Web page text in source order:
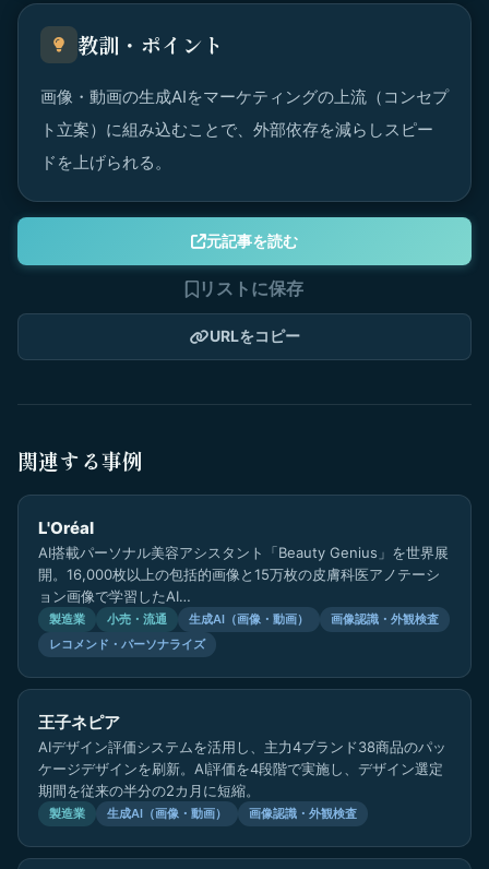
教訓・ポイント
画像・動画の生成AIをマーケティングの上流（コンセプ
ト立案）に組み込むことで、外部依存を減らしスピー
ドを上げられる。
元記事を読む
リストに保存
URLをコピー
関連する事例
L'Oréal
AI搭載パーソナル美容アシスタント「Beauty Genius」を世界展
開。16,000枚以上の包括的画像と15万枚の皮膚科医アノテーシ
ョン画像で学習したAI…
製造業 小売・流通 生成AI（画像・動画）
画像認識・外観検査
レコメンド・パーソナライズ
王子ネピア
AIデザイン評価システムを活用し、主力4ブランド38商品のパッ
ケージデザインを刷新。AI評価を4段階で実施し、デザイン選定
期間を従来の半分の2カ月に短縮。
製造業 生成AI（画像・動画） 画像認識・外観検査